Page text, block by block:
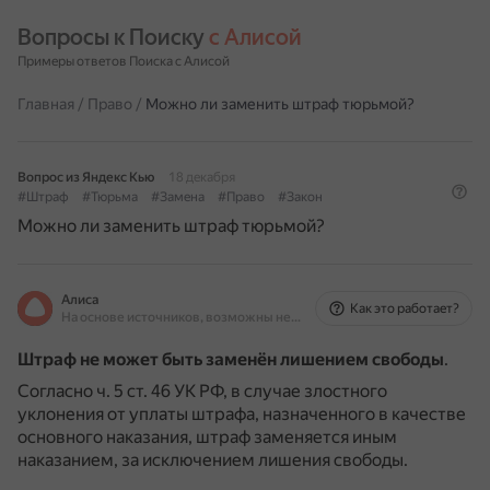
Вопросы к Поиску с Алисой
Примеры ответов Поиска с Алисой
Главная / Право / Можно ли заменить штраф тюрьмой?
Вопрос из Яндекс Кью
18 декабря
#Штраф
#Тюрьма #Замена #Право #Закон
Можно ли заменить штраф тюрьмой?
Алиса
На основе источников, возможны неточности
Как это работает?
Штраф не может быть заменён лишением свободы.
Согласно ч. 5 ст. 46 УК РФ, в случае злостного
уклонения от уплаты штрафа, назначенного в качестве
основного наказания, штраф заменяется иным
наказанием, за исключением лишения свободы.